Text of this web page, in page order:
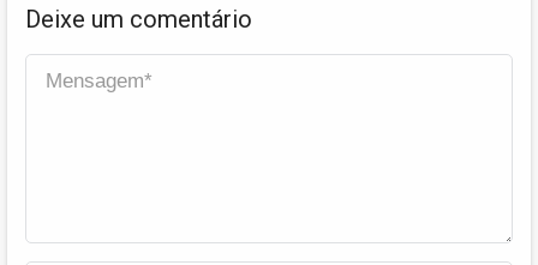
Deixe um comentário